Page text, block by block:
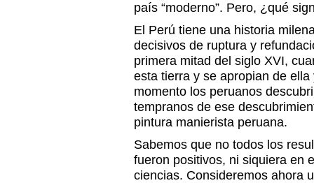
país “moderno”. Pero, ¿qué
El Perú tiene una historia
decisivos de ruptura y
primera mitad del siglo XVI,
esta tierra y se apropian de
momento los peruanos
tempranos de ese
pintura manierista peruana.
Sabemos que no todos los
fueron positivos, ni siquiera en
ciencias. Consideremos ahora